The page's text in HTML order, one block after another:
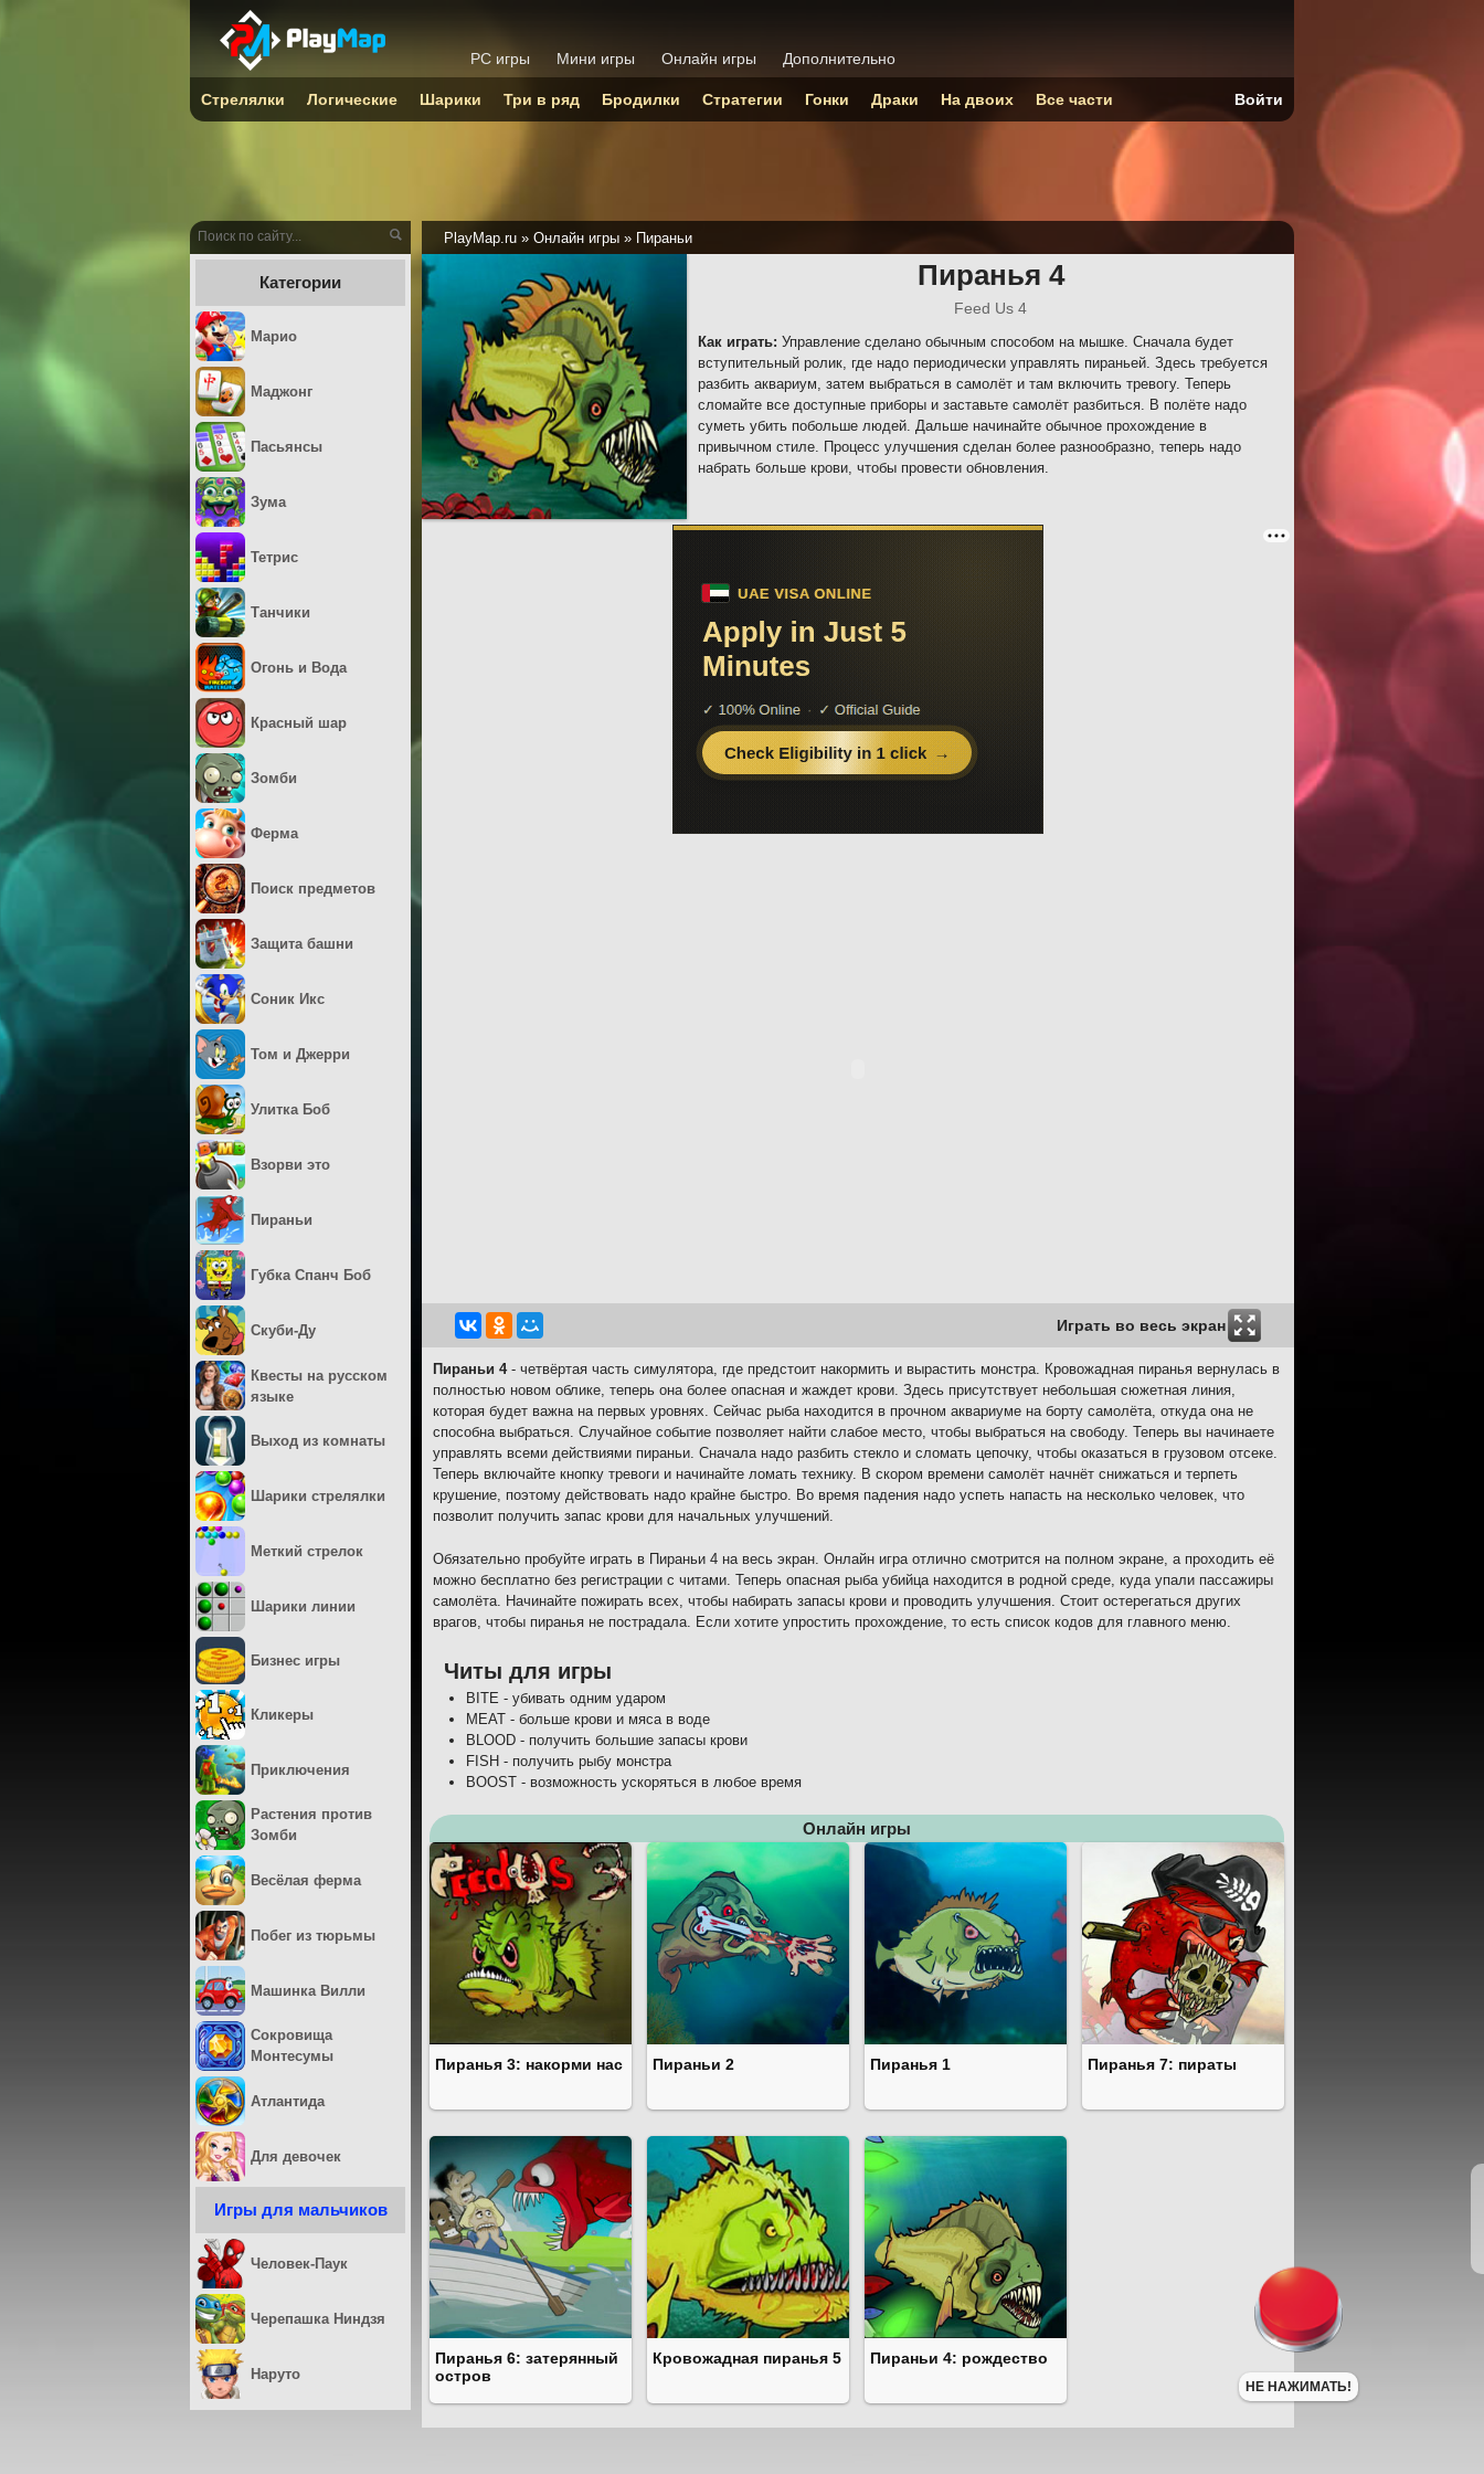
PlayMap.ru » Онлайн игры » Пираньи
Пиранья 4
Feed Us 4
Как играть: Управление сделано обычным способом на мышке. Сначала будет
вступительный ролик, где надо периодически управлять пираньей. Здесь требуется
разбить аквариум, затем выбраться в самолёт и там включить тревогу. Теперь
сломайте все доступные приборы и заставьте самолёт разбиться. В полёте надо
суметь убить побольше людей. Дальше начинайте обычное прохождение в
привычном стиле. Процесс улучшения сделан более разнообразно, теперь надо
набрать больше крови, чтобы провести обновления.
Играть во весь экран
Пираньи 4- четвёртая часть симулятора, где предстоит накормить и вырастить монстра. Кровожадная пиранья вернулась в
полностью новом облике, теперь она более опасная и жаждет крови. Здесь присутствует небольшая сюжетная линия,
которая будет важна на первых уровнях. Сейчас рыба находится в прочном аквариуме на борту самолёта, откуда она не
способна выбраться. Случайное событие позволяет найти слабое место, чтобы выбраться на свободу. Теперь вы начинаете
управлять всеми действиями пираньи. Сначала надо разбить стекло и сломать цепочку, чтобы оказаться в грузовом отсеке.
Теперь включайте кнопку тревоги и начинайте ломать технику. В скором времени самолёт начнёт снижаться и терпеть
крушение, поэтому действовать надо крайне быстро. Во время падения надо успеть напасть на несколько человек, что
позволит получить запас крови для начальных улучшений.
Обязательно пробуйте играть в Пираньи 4 на весь экран. Онлайн игра отлично смотрится на полном экране, а проходить её
можно бесплатно без регистрации с читами. Теперь опасная рыба убийца находится в родной среде, куда упали пассажиры
самолёта. Начинайте пожирать всех, чтобы набирать запасы крови и проводить улучшения. Стоит остерегаться других
врагов, чтобы пиранья не пострадала. Если хотите упростить прохождение, то есть список кодов для главного меню.
Читы для игры
BITE - убивать одним ударом
MEAT - больше крови и мяса в воде
BLOOD - получить большие запасы крови
FISH - получить рыбу монстра
BOOST - возможность ускоряться в любое время
Онлайн игры
Пиранья 3: накорми нас Пираньи 2 Пиранья 1 Пиранья 7: пираты
Пиранья 6: затерянный
остров
Кровожадная пиранья 5 Пираньи 4: рождество
Категории
Марио
Маджонг
Пасьянсы
Зума
Тетрис
Танчики
Огонь и Вода
Красный шар
Зомби
Ферма
Поиск предметов
Защита башни
Соник Икс
Том и Джерри
Улитка Боб
Взорви это
Пираньи
Губка Спанч Боб
Скуби-Ду
Квесты на русском
языке
Выход из комнаты
Шарики стрелялки
Меткий стрелок
Шарики линии
Бизнес игры
Кликеры
Приключения
Растения против
Зомби
Весёлая ферма
Побег из тюрьмы
Машинка Вилли
Сокровища
Монтесумы
Атлантида
Для девочек
Игры для мальчиков
Человек-Паук
Черепашка Ниндзя
Наруто
PC игры Мини игры Онлайн игры Дополнительно
Стрелялки Логические Шарики Три в ряд Бродилки Стратегии Гонки Драки На двоих Все части Войти
НЕ НАЖИМАТЬ!